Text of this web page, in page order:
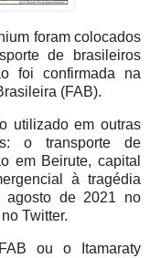
foram colocados
de brasileiros
foi confirmada na
(FAB).
utilizado em outras
o transporte de
em Beirute, capital
à tragédia
agosto de 2021 no
Twitter.
ou o Itamaraty